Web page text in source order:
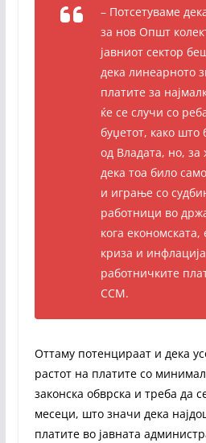
– Потсетуваме
за нов Општ
јавниот сектор
дека линеарното
платите за
ќе се случи со
буџетот, како што
од Владата, но, за
дека тоа било
и играње со
работници во
кога економската,
криза и
работничките
ССМ.
Оттаму потенцираат и дека
растот на платите со
законска обврска и треба да
месеци, што значи дека
платите во јавната